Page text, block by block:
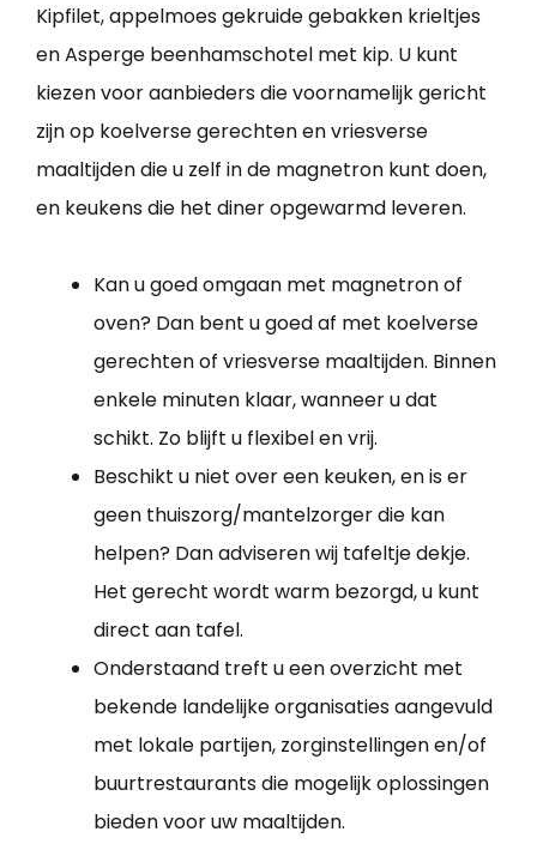
Kipfilet, appelmoes gekruide gebakken krieltjes
en Asperge beenhamschotel met kip. U kunt
kiezen voor aanbieders die voornamelijk gericht
zijn op koelverse gerechten en vriesverse
maaltijden die u zelf in de magnetron kunt doen,
en keukens die het diner opgewarmd leveren.
Kan u goed omgaan met magnetron of
oven? Dan bent u goed af met koelverse
gerechten of vriesverse maaltijden. Binnen
enkele minuten klaar, wanneer u dat
schikt. Zo blijft u flexibel en vrij.
Beschikt u niet over een keuken, en is er
geen thuiszorg/mantelzorger die kan
helpen? Dan adviseren wij tafeltje dekje.
Het gerecht wordt warm bezorgd, u kunt
direct aan tafel.
Onderstaand treft u een overzicht met
bekende landelijke organisaties aangevuld
met lokale partijen, zorginstellingen en/of
buurtrestaurants die mogelijk oplossingen
bieden voor uw maaltijden.